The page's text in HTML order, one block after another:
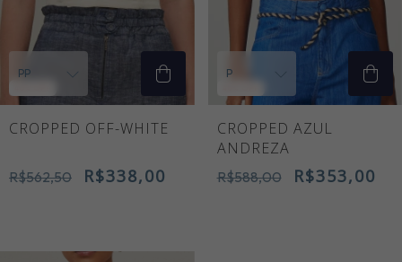
CROPPED OFF-WHITE
R$562,50 R$338,00
CROPPED AZUL
ANDREZA
R$588,00 R$353,00